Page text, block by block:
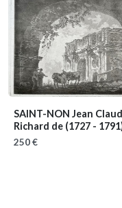
SAINT-NON Jean
Richard de (1727 -
250 €